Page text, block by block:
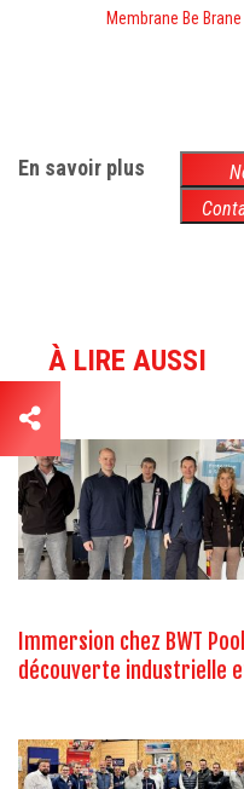
Membrane Be
En savoir plus
À LIRE AUSSI
Immersion chez BWT
découverte industrielle